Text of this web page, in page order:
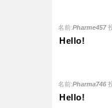
名前:Pharme457
Hello!
名前:Pharma746
Hello!